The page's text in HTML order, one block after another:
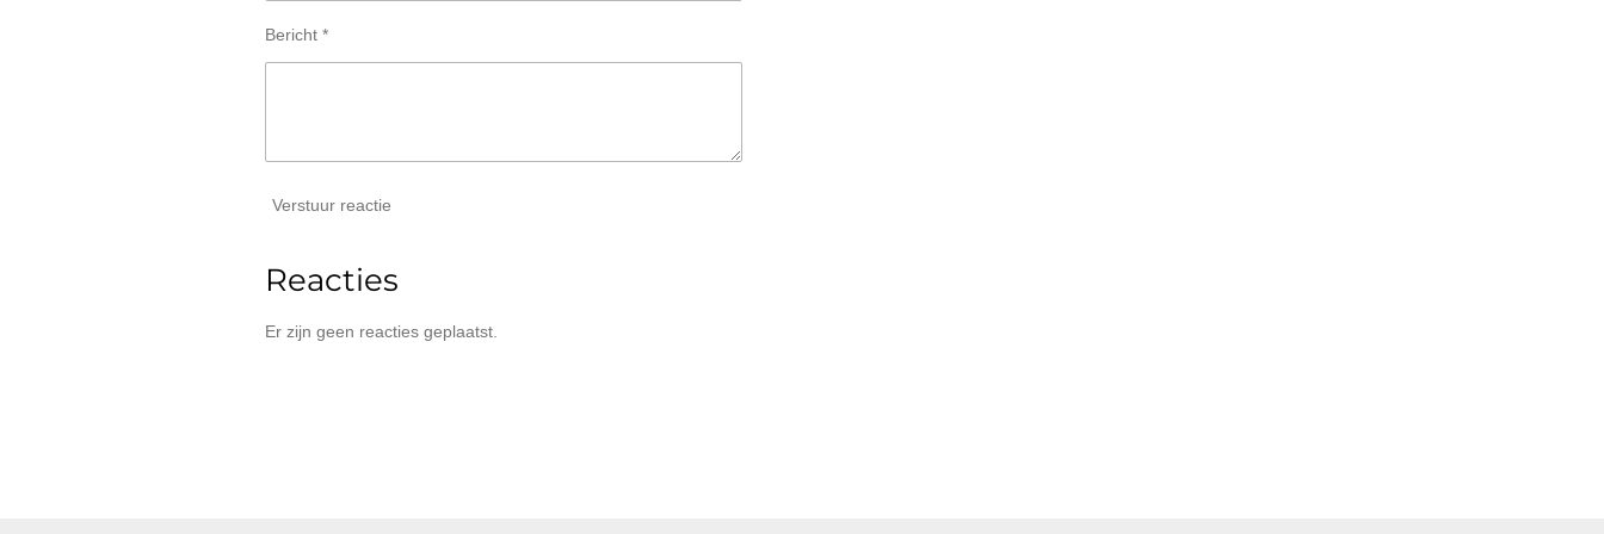
Bericht *
Verstuur reactie
Reacties
Er zijn geen reacties geplaatst.